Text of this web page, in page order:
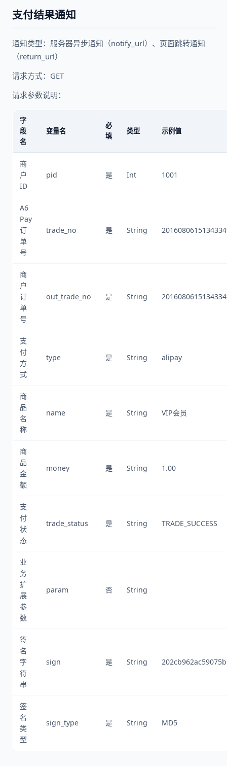
支付结果通知
通知类型：服务器异步通知（notify_url）、页面跳转通知
（return_url）
请求方式：GET
请求参数说明：
字
段
名
变量名
必
填
类型 示例值
商
户
ID
pid 是 Int 1001
A6
Pay
订
单
号
trade_no 是 String
商
户
订
单
号
out_trade_no 是 String
支
付
方
式
type 是 String alipay
商
品
名
称
name 是 String VIP会员
商
品
金
额
money 是 String 1.00
支
付
状
态
trade_status 是 String TRADE_SUCCESS
业
务
扩
展
参
数
param 否 String
签
名
字
符
串
sign 是 String
签
名
类
型
sign_type 是 String MD5